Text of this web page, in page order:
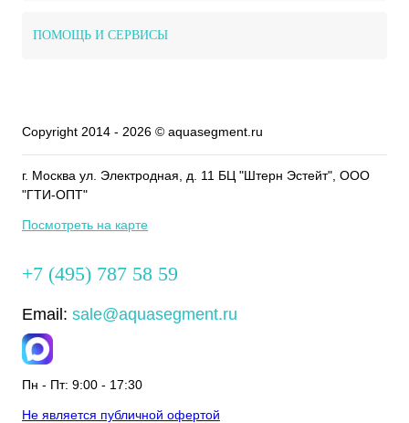
ПОМОЩЬ И СЕРВИСЫ
Copyright 2014 - 2026 © aquasegment.ru
г. Москва ул. Электродная, д. 11 БЦ "Штерн Эстейт", ООО
"ГТИ-ОПТ"
Посмотреть на карте
+7 (495) 787 58 59
Email: sale@aquasegment.ru
Пн - Пт: 9:00 - 17:30
Не является публичной офертой